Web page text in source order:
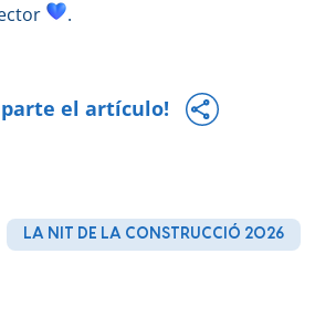
.
el artículo!
LA NIT DE LA CONSTRUCCIÓ 2026